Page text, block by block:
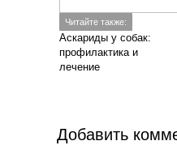
Читайте также:
Аскариды у собак:
профилактика и
лечение
Добавить